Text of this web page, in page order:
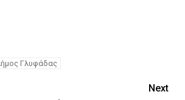
Γλυφάδας
Next